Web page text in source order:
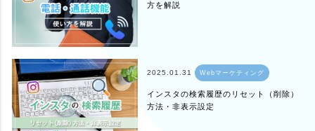
方を解説
2025.01.31 Webマーケティング
インスタの検索履歴のリセット（削除）
方法・非表示設定